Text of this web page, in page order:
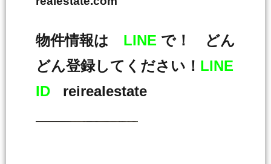
物件情報は LINE で！ どん
どん登録してください！ LINE
ID reirealestate